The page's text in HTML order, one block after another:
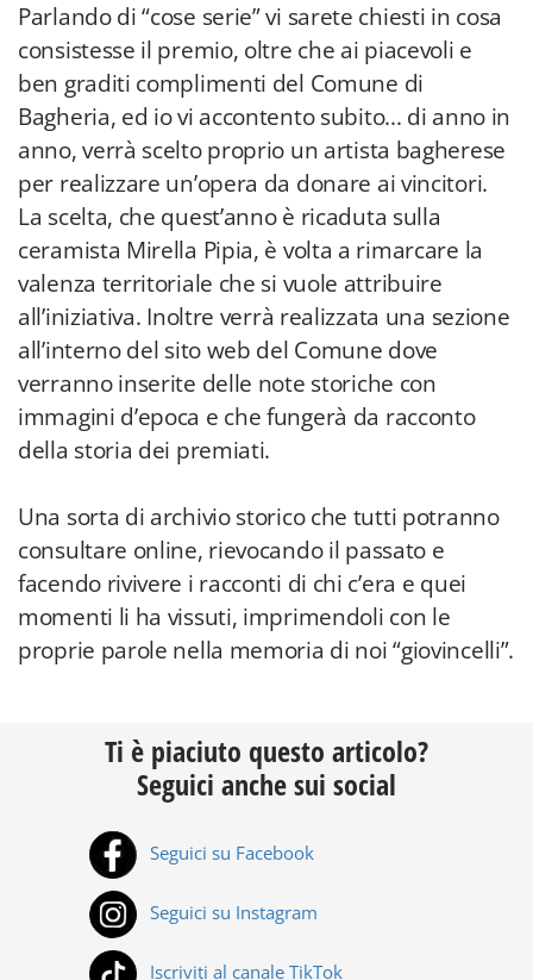
Parlando di “cose serie” vi sarete chiesti in cosa
consistesse il premio, oltre che ai piacevoli e
ben graditi complimenti del Comune di
Bagheria, ed io vi accontento subito... di anno in
anno, verrà scelto proprio un artista bagherese
per realizzare un’opera da donare ai vincitori.
La scelta, che quest’anno è ricaduta sulla
ceramista Mirella Pipia, è volta a rimarcare la
valenza territoriale che si vuole attribuire
all’iniziativa. Inoltre verrà realizzata una sezione
all’interno del sito web del Comune dove
verranno inserite delle note storiche con
immagini d’epoca e che fungerà da racconto
della storia dei premiati.
Una sorta di archivio storico che tutti potranno
consultare online, rievocando il passato e
facendo rivivere i racconti di chi c’era e quei
momenti li ha vissuti, imprimendoli con le
proprie parole nella memoria di noi “giovincelli”.
Ti è piaciuto questo articolo?
Seguici anche sui social
Seguici su Facebook
Seguici su Instagram
Iscriviti al canale TikTok